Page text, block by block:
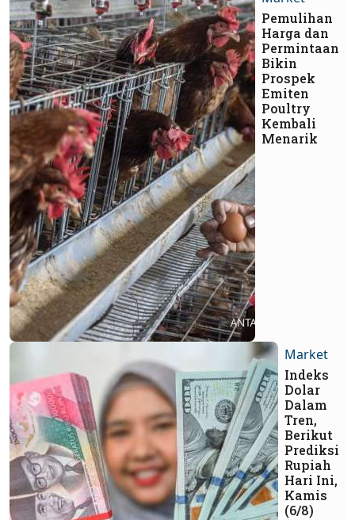
Pemulihan
Harga dan
Permintaan
Bikin
Prospek
Emiten
Poultry
Kembali
Menarik
Market
Indeks
Dolar
Dalam
Tren,
Berikut
Prediksi
Rupiah
Hari Ini,
Kamis
(6/8)